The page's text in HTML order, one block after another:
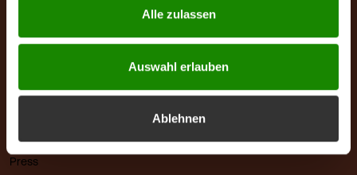
Alle zulassen
Auswahl erlauben
Ablehnen
Library
Press